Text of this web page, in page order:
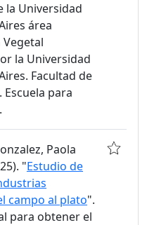
la Universidad
área
la Universidad
Facultad de
para
Paola
"Estudio de
campo al plato".
para obtener el